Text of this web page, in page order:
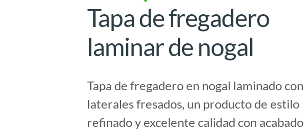
Tapa de fregadero
laminar de nogal
Tapa de fregadero en nogal laminado con
laterales fresados, un producto de estilo
refinado y excelente calidad con acabado